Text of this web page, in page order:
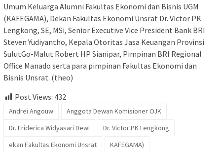
Umum Keluarga Alumni Fakultas Ekonomi dan Bisnis UGM
(KAFEGAMA), Dekan Fakultas Ekonomi Unsrat Dr. Victor PK
Lengkong, SE, MSi, Senior Executive Vice President Bank BRI
Steven Yudiyantho, Kepala Otoritas Jasa Keuangan Provinsi
SulutGo-Malut Robert HP Sianipar, Pimpinan BRI Regional
Office Manado serta para pimpinan Fakultas Ekonomi dan
Bisnis Unsrat. (theo)
Post Views: 432
Andrei Angouw
Anggota Dewan Komisioner OJK
Dr. Friderica Widyasari Dewi
Dr. Victor PK Lengkong
ekan Fakultas Ekonomi Unsrat
KAFEGAMA)